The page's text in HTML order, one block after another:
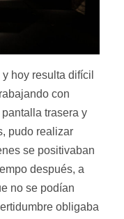
hoy resulta difícil
con
trasera y
pudo realizar
se positivaban
después, a
no se podían
obligaba